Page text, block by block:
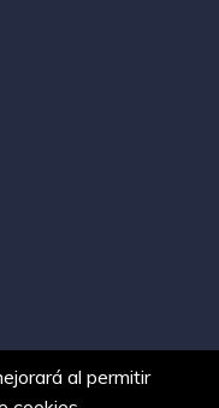
al permitir